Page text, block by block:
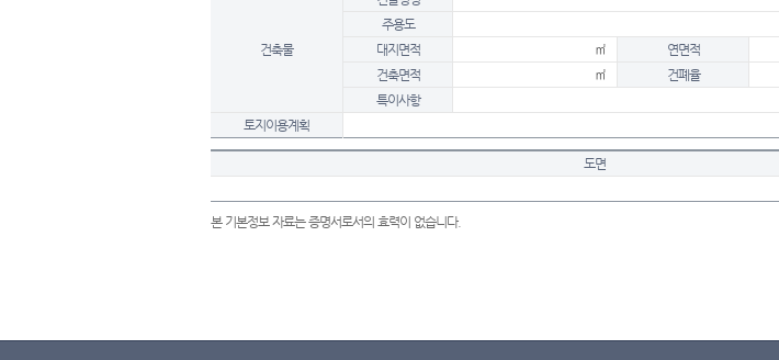
건축물
주용도
대지면적
㎡ 연면적
건축면적
㎡ 건폐율
특이사항
토지이용계획
도면
본 기본정보 자료는 증명서로서의 효력이 없습니다.